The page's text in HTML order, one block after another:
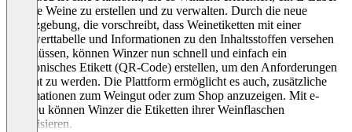
für ihre Weine zu erstellen und zu verwalten. Durch die neue
Gesetzgebung, die vorschreibt, dass Weinetiketten mit einer
Nährwerttabelle und Informationen zu den Inhaltsstoffen versehen
sein müssen, können Winzer nun schnell und einfach ein
elektronisches Etikett (QR-Code) erstellen, um den Anforderungen
gerecht zu werden. Die Plattform ermöglicht es auch, zusätzliche
Informationen zum Weingut oder zum Shop anzuzeigen. Mit e-
label.eu können Winzer die Etiketten ihrer Weinflaschen
digitalisieren.